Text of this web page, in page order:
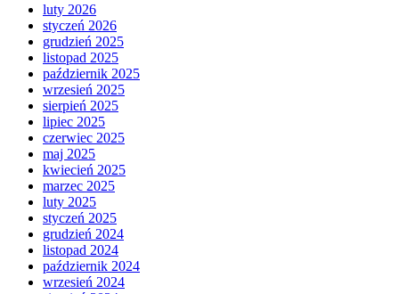
luty 2026
styczeń 2026
grudzień 2025
listopad 2025
październik 2025
wrzesień 2025
sierpień 2025
lipiec 2025
czerwiec 2025
maj 2025
kwiecień 2025
marzec 2025
luty 2025
styczeń 2025
grudzień 2024
listopad 2024
październik 2024
wrzesień 2024